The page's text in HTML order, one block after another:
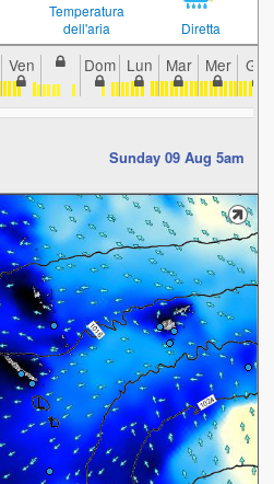
Temperatura
dell'aria
Diretta
Ven Dom Lun Mar Mer Gio
Sunday 09 Aug 5am